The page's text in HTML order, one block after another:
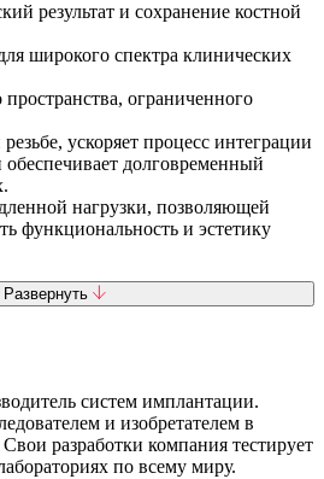
результат и сохранение костной
широкого спектра клинических
пространства, ограниченного
ускоряет процесс интеграции
долговременный
нагрузки, позволяющей
функциональность и эстетику
Развернуть
систем имплантации.
и изобретателем в
разработки компания тестирует
по всему миру.